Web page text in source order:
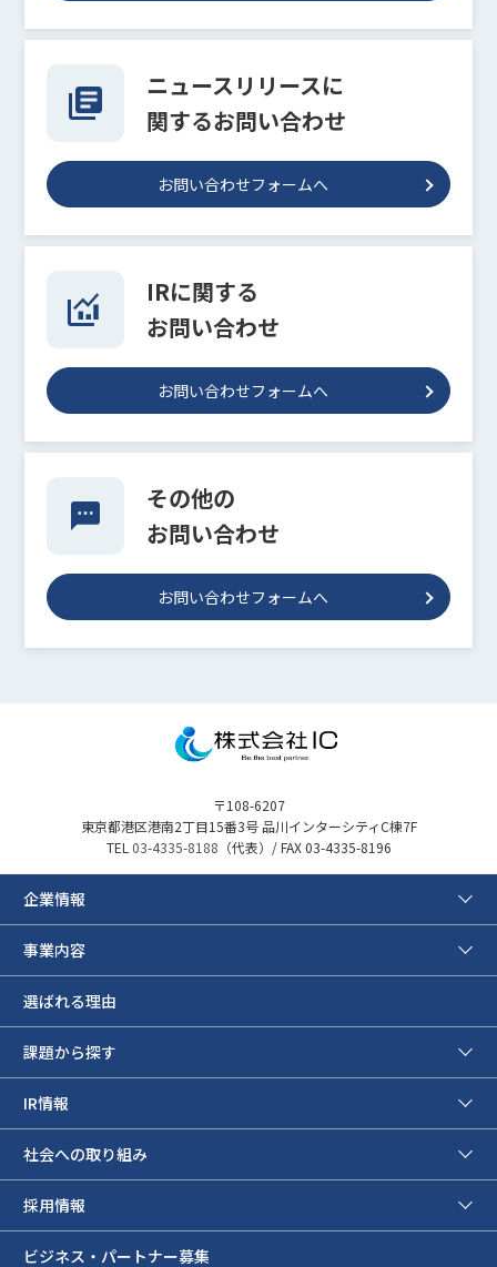
ニュースリリースに
関するお問い合わせ
お問い合わせフォームへ
IRに関する
お問い合わせ
お問い合わせフォームへ
その他の
お問い合わせ
お問い合わせフォームへ
〒108-6207
東京都港区港南2丁目15番3号 品川インターシティC棟7F
TEL 03-4335-8188 （代表）/ FAX 03-4335-8196
企業情報
事業内容
選ばれる理由
課題から探す
IR情報
社会への取り組み
採用情報
ビジネス・パートナー募集